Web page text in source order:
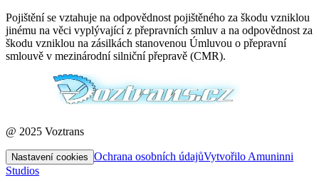
Pojištění se vztahuje na odpovědnost pojištěného za škodu vzniklou
jinému na věci vyplývající z přepravních smluv a na odpovědnost za
škodu vzniklou na zásilkách stanovenou Úmluvou o přepravní
smlouvě v mezinárodní silniční přepravě (CMR).
@ 2025 Voztrans
Nastavení cookies Ochrana osobních údajůVytvořilo Amuninni
Studios